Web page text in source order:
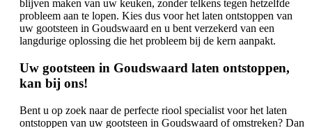
blijven maken van uw keuken, zonder telkens tegen hetzelfde
probleem aan te lopen. Kies dus voor het laten ontstoppen van
uw gootsteen in Goudswaard en u bent verzekerd van een
langdurige oplossing die het probleem bij de kern aanpakt.
Uw gootsteen in Goudswaard laten ontstoppen,
kan bij ons!
Bent u op zoek naar de perfecte riool specialist voor het laten
ontstoppen van uw gootsteen in Goudswaard of omstreken? Dan